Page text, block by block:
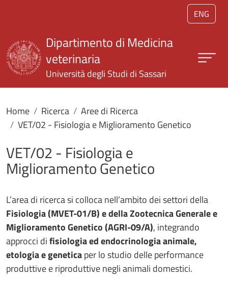
Salta al contenuto principale
ENG
Dipartimento di Medicina
veterinaria
Università degli Studi di Sassari
Home Ricerca
Aree di Ricerca
VET/02 - Fisiologia e Miglioramento Genetico
VET/02 - Fisiologia e
Miglioramento Genetico
L’area di ricerca si colloca nell’ambito dei settori della
Fisiologia (MVET-01/B) e della Zootecnica Generale e
Miglioramento Genetico (AGRI-09/A), integrando
approcci difisiologia ed endocrinologia animale,
etologia e geneticaper lo studio delle performance
produttive e riproduttive negli animali domestici.